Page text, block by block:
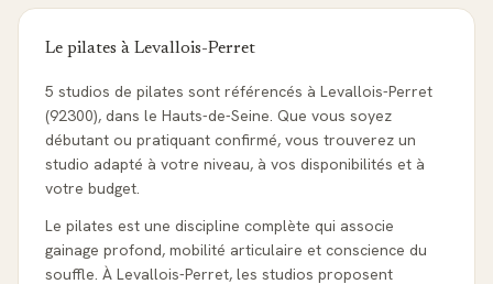
Le pilates à Levallois-Perret
5 studios de pilates sont référencés à Levallois-Perret
(92300), dans le Hauts-de-Seine. Que vous soyez
débutant ou pratiquant confirmé, vous trouverez un
studio adapté à votre niveau, à vos disponibilités et à
votre budget.
Le pilates est une discipline complète qui associe
gainage profond, mobilité articulaire et conscience du
souffle. À Levallois-Perret, les studios proposent